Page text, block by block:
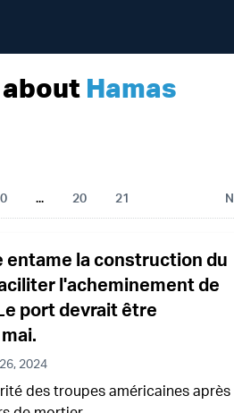
Hamas
... 20 21
entame la construction du
l'acheminement de
port devrait être
2024
des troupes américaines après